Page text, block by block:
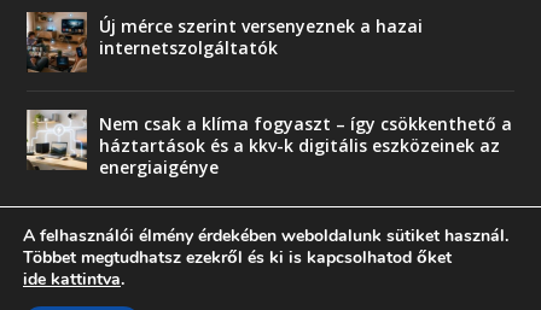
Új mérce szerint versenyeznek a hazai
internetszolgáltatók
Nem csak a klíma fogyaszt – így csökkenthető a
háztartások és a kkv-k digitális eszközeinek az
energiaigénye
A felhasználói élmény érdekében weboldalunk sütiket használ.
Többet megtudhatsz ezekről és ki is kapcsolhatod őket
ide kattintva.